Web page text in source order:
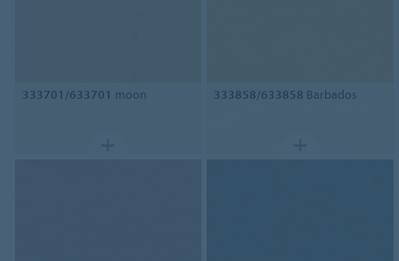
333701/633701 moon 333858/633858 Barbados